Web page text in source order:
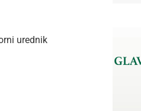
urednik